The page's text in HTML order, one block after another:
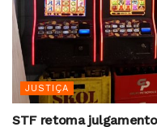
JUSTIÇA
STF retoma